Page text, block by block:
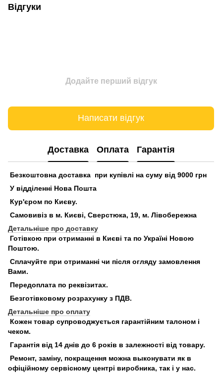
Відгуки
Додайте перший відгук
Написати відгук
Доставка Оплата Гарантія
Безкоштовна доставка при купівлі на суму від 9000 грн
У відділенні Нова Пошта
Кур'єром по Києву.
Самовивіз в м. Києві, Сверстюка, 19, м. Лівобережна
Детальніше про доставку
Готівкою при отриманні в Києві та по Україні Новою
Поштою.
Сплачуйте при отриманні чи після огляду замовлення
Вами.
Передоплата по реквізитах.
Безготівковому розрахунку з ПДВ.
Детальніше про оплату
Кожен товар супроводжується гарантійним талоном і
чеком.
Гарантія від 14 днів до 6 років в залежності від товару.
Ремонт, заміну, покращення можна выконувати як в
офіційному сервісному центрі виробника, так і у нас.